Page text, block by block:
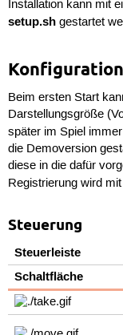
Installation kann mit
setup.shgestartet
Konfiguration
Beim ersten Start
Darstellungsgröße
später im Spiel
die Demoversion
diese in die dafür
Registrierung wird mit
Steuerung
Steuerleiste
Schaltfläche